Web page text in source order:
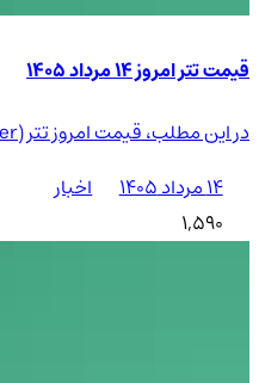
قیمت تتر امروز ۱۴ مرداد ۱۴۰۵
در این مطلب، قیمت امروز تتر (Tether) به تومان، تغییرات 24 ساعته، دامیننس و حجم معاملات آن بررسی می‌شود تا بتوانید با توجه به نوسانات بازار، تصمیمات مالی هوشمندانه‌تری بگیرید.
۱۴ مرداد ۱۴۰۵
اخبار
1,590